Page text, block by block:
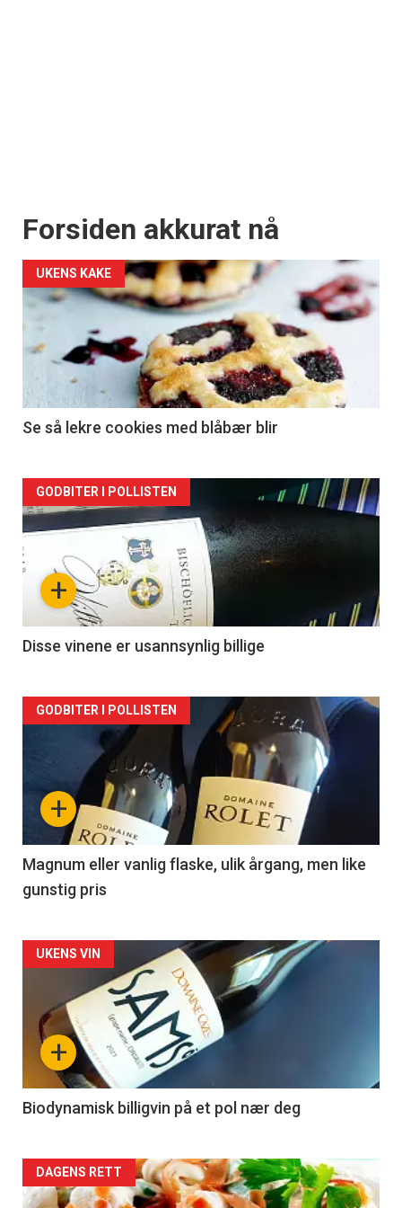
Forsiden akkurat nå
UKENS KAKE
Se så lekre cookies med blåbær blir
Forsiden
akkurat
nå
2
+
GODBITER I POLLISTEN
Disse vinene er usannsynlig billige
Forsiden
akkurat
nå
3
+
GODBITER I POLLISTEN
Magnum eller vanlig flaske, ulik årgang, men like
gunstig pris
Forsiden
akkurat
nå
4
+
UKENS VIN
Biodynamisk billigvin på et pol nær deg
Forsiden
DAGENS RETT